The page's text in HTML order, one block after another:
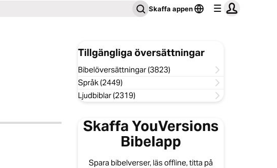
Skaffa appen
Tillgängliga översättningar
Bibelöversättningar (3823)
Språk (2449)
Ljudbiblar (2319)
Skaffa YouVersions
Bibelapp
Spara bibelverser, läs offline, titta på